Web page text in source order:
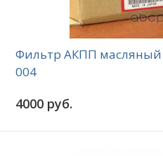
Фильтp АКПП масляный
004
4000 руб.